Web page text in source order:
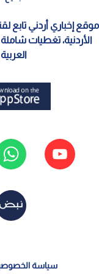
موقع إخباري أردني تابع
الأردنية، تغطيات
سياسة